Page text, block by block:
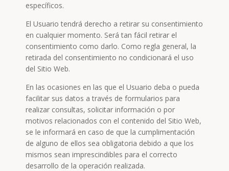
específicos.
El Usuario tendrá derecho a retirar su consentimiento
en cualquier momento. Será tan fácil retirar el
consentimiento como darlo. Como regla general, la
retirada del consentimiento no condicionará el uso
del Sitio Web.
En las ocasiones en las que el Usuario deba o pueda
facilitar sus datos a través de formularios para
realizar consultas, solicitar información o por
motivos relacionados con el contenido del Sitio Web,
se le informará en caso de que la cumplimentación
de alguno de ellos sea obligatoria debido a que los
mismos sean imprescindibles para el correcto
desarrollo de la operación realizada.